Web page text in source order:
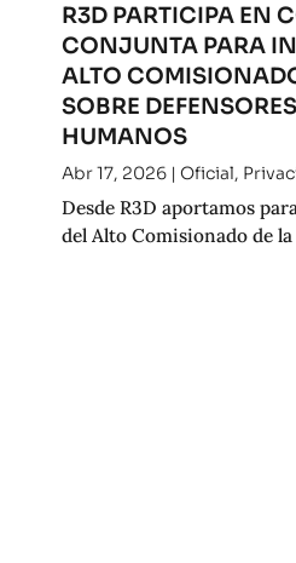
R3D PARTICIPA EN
CONJUNTA PARA
ALTO
SOBRE
HUMANOS
Abr 17, 2026| Oficial,
Desde R3D aportamos
del Alto Comisionado de